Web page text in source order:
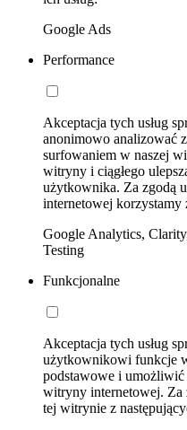
Google Ads
Performance
Akceptacja tych usług
anonimowo analizować
surfowaniem w naszej
witryny i ciągłego
użytkownika. Za zgodą
internetowej korzystamy
Google Analytics,
Testing
Funkcjonalne
Akceptacja tych usług
użytkownikowi funkcje
podstawowe i umożliwić
witryny internetowej.
tej witrynie z